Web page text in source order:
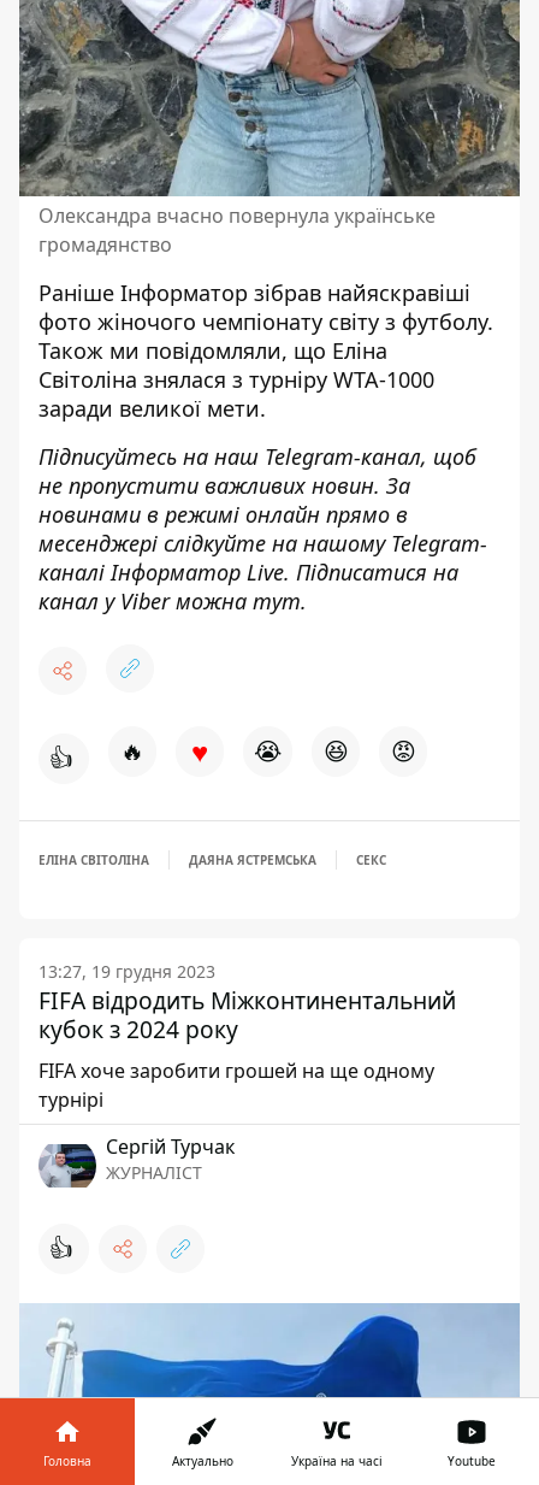
Олександра вчасно повернула українське
громадянство
Раніше Інформатор зібрав найяскравіші
фото жіночого чемпіонату світу з футболу.
Також ми повідомляли, що Еліна
Світоліна знялася з турніру WTA-1000
заради великої мети.
Підписуйтесь на наш Telegram-канал, щоб
не пропустити важливих новин. За
новинами в режимі онлайн прямо в
месенджері слідкуйте на нашому Telegram-
каналі Інформатор Live. Підписатися на
канал у Viber можна тут.
👍 🔥 ♥ 😭 😆 😡
ЕЛІНА СВІТОЛІНА ДАЯНА ЯСТРЕМСЬКА СЕКС
13:27, 19 грудня 2023
FIFA відродить Міжконтинентальний
кубок з 2024 року
FIFA хоче заробити грошей на ще одному
турнірі
Сергій Турчак
ЖУРНАЛІСТ
👍
Головна Актуально Україна на часі Youtube